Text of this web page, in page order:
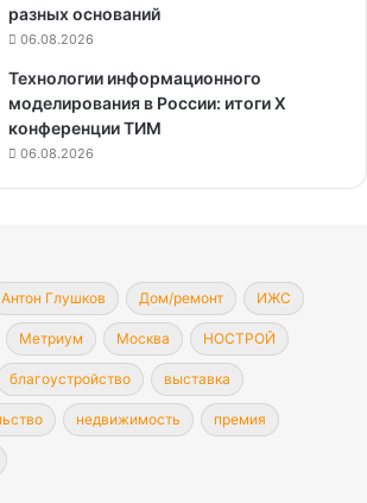
разных оснований
06.08.2026
Технологии информационного
моделирования в России: итоги X
конференции ТИМ
06.08.2026
Антон Глушков Дом/ремонт ИЖС
Метриум Москва НОСТРОЙ
благоустройство выставка
недвижимость премия